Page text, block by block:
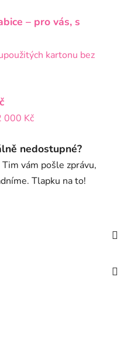
– pro vás, s
kartonu bez
000 Kč
nedostupné?
vám pošle zprávu,
Tlapku na to!